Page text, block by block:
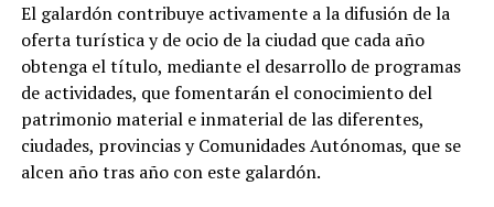
El galardón contribuye activamente a la difusión de la
oferta turística y de ocio de la ciudad que cada año
obtenga el título, mediante el desarrollo de programas
de actividades, que fomentarán el conocimiento del
patrimonio material e inmaterial de las diferentes,
ciudades, provincias y Comunidades Autónomas, que se
alcen año tras año con este galardón.